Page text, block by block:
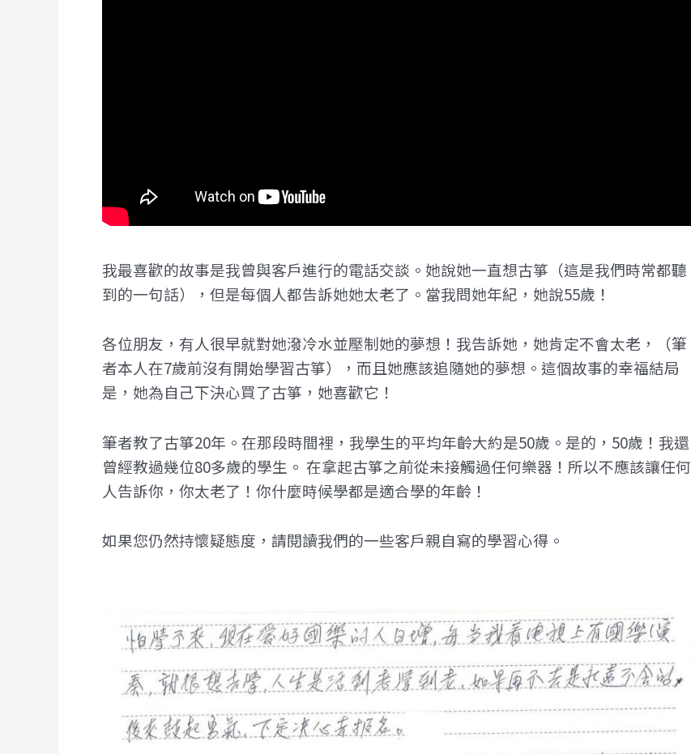
我最喜歡的故事是我曾與客戶進行的電話交談。她說她一直想古箏（這是我們時常都聽
到的一句話），但是每個人都告訴她她太老了。當我問她年紀，她說55歲！
各位朋友，有人很早就對她潑冷水並壓制她的夢想！我告訴她，她肯定不會太老，（筆
者本人在7歲前沒有開始學習古箏），而且她應該追隨她的夢想。這個故事的幸福結局
是，她為自己下決心買了古箏，她喜歡它！
筆者教了古箏20年。在那段時間裡，我學生的平均年齡大約是50歲。是的，50歲！我還
曾經教過幾位80多歲的學生。 在拿起古箏之前從未接觸過任何樂器！所以不應該讓任何
人告訴你，你太老了！你什麼時候學都是適合學的年齡！
如果您仍然持懷疑態度，請閱讀我們的一些客戶親自寫的學習心得。